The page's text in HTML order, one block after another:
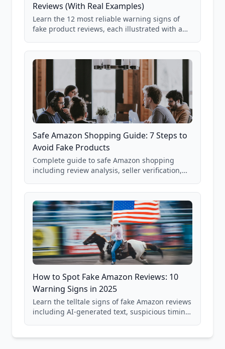
Reviews (With Real Examples)
Learn the 12 most reliable warning signs of
fake product reviews, each illustrated with a
85,000+ analyzed Amazon listings.
Safe Amazon Shopping Guide: 7 Steps to
Avoid Fake Products
Complete guide to safe Amazon shopping
including review analysis, seller verification,
and scam avoidance techniques.
How to Spot Fake Amazon Reviews: 10
Warning Signs in 2025
Learn the telltale signs of fake Amazon reviews
including AI-generated text, suspicious timing